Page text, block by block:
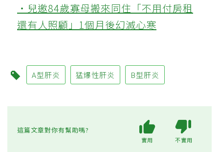
‧兒邀84歲寡母搬來同住「不用付房租
還有人照顧」1個月後幻滅心寒
A型肝炎 猛爆性肝炎 B型肝炎
這篇文章對你有幫助嗎?
實用 不實用